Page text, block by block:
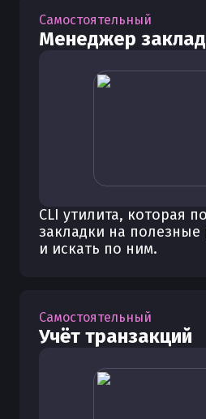
Самостоятельный
Менеджер
CLI утилита, которая
закладки на полезные
и искать по ним.
Самостоятельный
Учёт транзакций